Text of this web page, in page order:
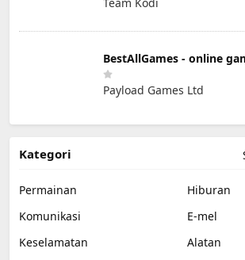
BestAllGames - online
Payload Games Ltd
Kategori
Permainan
Hiburan
Komunikasi
E-mel
Keselamatan
Alatan